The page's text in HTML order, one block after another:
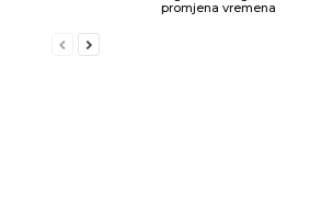
promjena vremena